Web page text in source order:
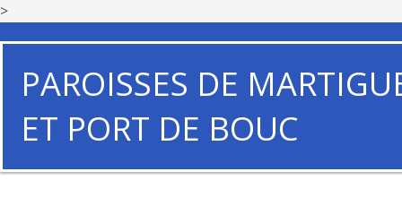
>
PAROISSES DE
ET PORT DE BOUC